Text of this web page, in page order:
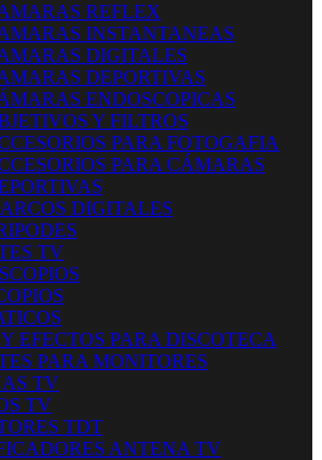
REFLEX
INSTANTANEAS
DIGITALES
DEPORTIVAS
ENDOSCOPICAS
Y FILTROS
PARA FOTOGAFIA
PARA CÁMARAS
DIGITALES
TV
EFECTOS PARA DISCOTECA
PARA MONITORES
TV
TV
TDT
ANTENA TV